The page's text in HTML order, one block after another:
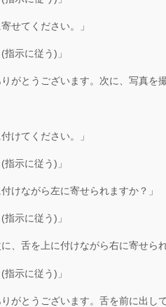
せてください。」
示に従う)」
がとうございます。次に、写真を
けてください。」
示に従う)」
けながら左に寄せられますか？」
示に従う)」
、舌を上に付けながら右に寄せら
示に従う)」
がとうございます。舌を前に出し